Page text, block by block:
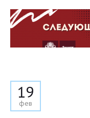
19
фев